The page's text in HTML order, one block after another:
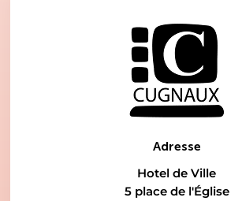
Adresse
Hotel de Ville
5 place de l'Église